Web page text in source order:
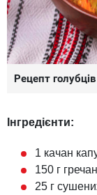
Рецепт
Інгредієнти:
1 качан
150 г
25 г